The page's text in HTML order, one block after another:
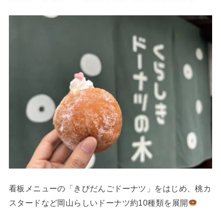
看板メニューの「きびだんごドーナツ」をはじめ、桃カ
スタードなど岡山らしいドーナツ約10種類を展開